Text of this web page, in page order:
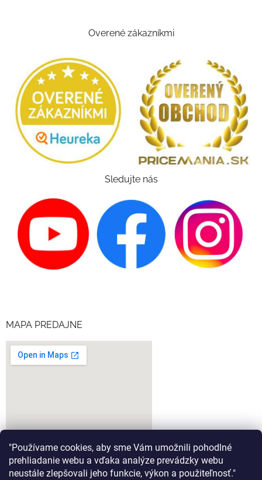
"Používame cookies, aby sme Vám umožnili pohodlné
prehliadanie webu a vďaka analýze prevádzky webu
neustále zlepšovali jeho funkcie, výkon a použiteľnosť."
Overené zákazníkmi
Sledujte nás
MAPA PREDAJNE